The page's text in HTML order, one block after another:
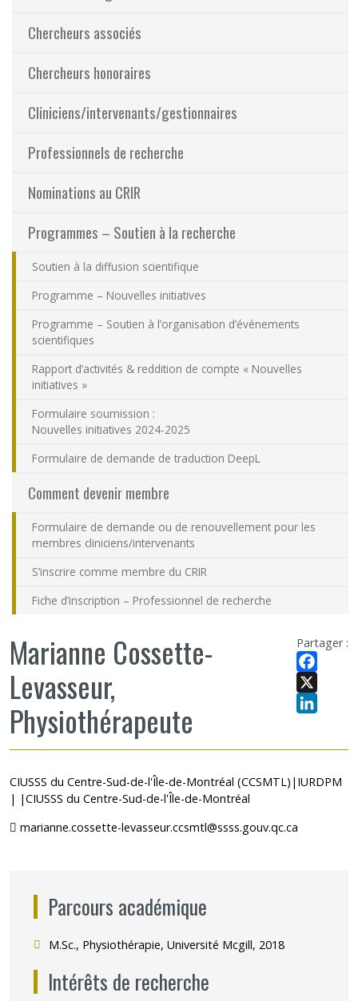
Nous joindre
Plan du site
Espace membre
Chercheurs associés
Chercheurs honoraires
Cliniciens/intervenants/gestionnaires
Professionnels de recherche
Nominations au CRIR
Programmes – Soutien à la recherche
Soutien à la diffusion scientifique
Programme – Nouvelles initiatives
Programme – Soutien à l’organisation d’événements
scientifiques
Rapport d’activités & reddition de compte « Nouvelles
initiatives »
Formulaire soumission :
Nouvelles initiatives 2024-2025
Formulaire de demande de traduction DeepL
Comment devenir membre
Formulaire de demande ou de renouvellement pour les
membres cliniciens/intervenants
S’inscrire comme membre du CRIR
Fiche d’inscription – Professionnel de recherche
Partager :
Facebook
X
Marianne Cossette-
Levasseur,
Physiothérapeute
CIUSSS du Centre-Sud-de-l'Île-de-Montréal (CCSMTL)|IURDPM
| |CIUSSS du Centre-Sud-de-l'Île-de-Montréal
marianne.cossette-levasseur.ccsmtl@ssss.gouv.qc.ca
Parcours académique
M.Sc., Physiothérapie, Université Mcgill, 2018
Intérêts de recherche